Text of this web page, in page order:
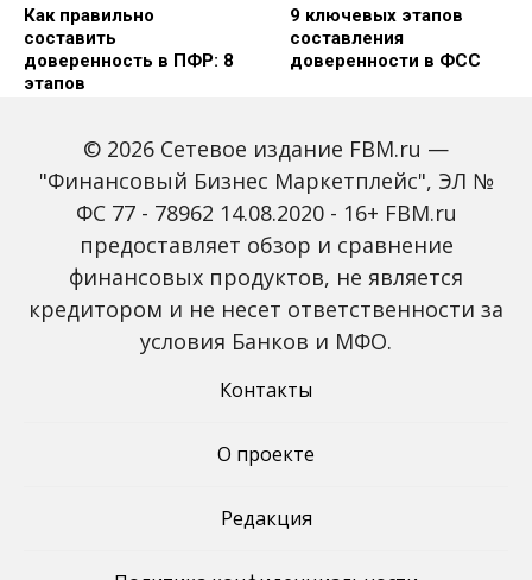
Как правильно
составить
доверенность в ПФР: 8
этапов
9 ключевых этапов
составления
доверенности в ФСС
Как оформить
доверенность на
получение товарно-
материальных
ценностей: 11 правил
5 главных правил
оформления и
нотариально
заверенной
доверенности
© 2026 Сетевое издание FBM.ru —
"Финансовый Бизнес Маркетплейс", ЭЛ №
ФС 77 - 78962 14.08.2020 - 16+ FBM.ru
предоставляет обзор и сравнение
финансовых продуктов, не является
кредитором и не несет ответственности за
условия Банков и МФО.
Контакты
О проекте
Редакция